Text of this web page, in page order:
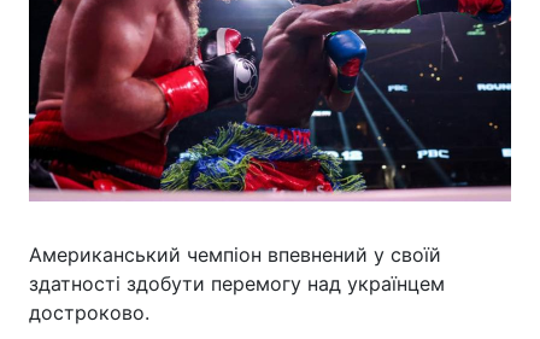
Американський чемпіон впевнений у своїй
здатності здобути перемогу над українцем
достроково.